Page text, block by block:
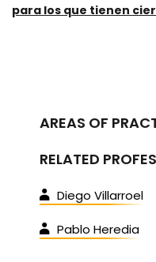
para los que tienen
AREAS OF
RELATED
Diego Villarroel
Pablo Heredia